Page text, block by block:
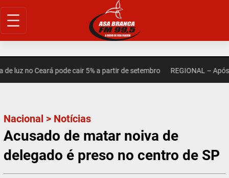
Pular
para
luz no Ceará pode cair 5% a partir de setembro REGIONAL – Após
Nacional > Notícias
Acusado de matar noiva de
delegado é preso no centro de SP